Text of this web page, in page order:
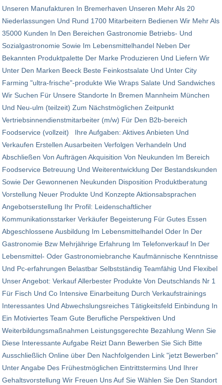
Unseren Manufakturen In Bremerhaven Unseren Mehr Als 20
Niederlassungen Und Rund 1700 Mitarbeitern Bedienen Wir Mehr Als
35000 Kunden In Den Bereichen Gastronomie Betriebs- Und
Sozialgastronomie Sowie Im Lebensmittelhandel Neben Der
Bekannten Produktpalette Der Marke Produzieren Und Liefern Wir
Unter Den Marken Beeck Beste Feinkostsalate Und Unter City
Farming "ultra-frische"-produkte Wie Wraps Salate Und Sandwiches
Wir Suchen Für Unsere Standorte In Bremen Mannheim München
Und Neu-ulm (teilzeit) Zum Nächstmöglichen Zeitpunkt
Vertriebsinnendienstmitarbeiter (m/w) Für Den B2b-bereich
Foodservice (vollzeit) Ihre Aufgaben: Aktives Anbieten Und
Verkaufen Erstellen Ausarbeiten Verfolgen Verhandeln Und
Abschließen Von Aufträgen Akquisition Von Neukunden Im Bereich
Foodservice Betreuung Und Weiterentwicklung Der Bestandskunden
Sowie Der Gewonnenen Neukunden Disposition Produktberatung
Vorstellung Neuer Produkte Und Konzepte Aktionsabsprachen
Angebotserstellung Ihr Profil: Leidenschaftlicher
Kommunikationsstarker Verkäufer Begeisterung Für Gutes Essen
Abgeschlossene Ausbildung Im Lebensmittelhandel Oder In Der
Gastronomie Bzw Mehrjährige Erfahrung Im Telefonverkauf In Der
Lebensmittel- Oder Gastronomiebranche Kaufmännische Kenntnisse
Und Pc-erfahrungen Belastbar Selbstständig Teamfähig Und Flexibel
Unser Angebot: Verkauf Allerbester Produkte Von Deutschlands Nr 1
Für Fisch Und Co Intensive Einarbeitung Durch Verkaufstrainings
Interessantes Und Abwechslungsreiches Tätigkeitsfeld Einbindung In
Ein Motiviertes Team Gute Berufliche Perspektiven Und
Weiterbildungsmaßnahmen Leistungsgerechte Bezahlung Wenn Sie
Diese Interessante Aufgabe Reizt Dann Bewerben Sie Sich Bitte
Ausschließlich Online über Den Nachfolgenden Link "jetzt Bewerben"
Unter Angabe Des Frühestmöglichen Eintrittstermins Und Ihrer
Gehaltsvorstellung Wir Freuen Uns Auf Sie Wählen Sie Den Standort